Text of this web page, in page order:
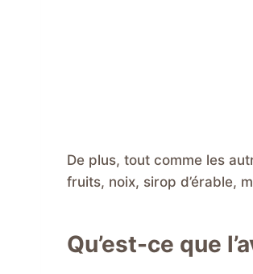
De plus, tout comme les
fruits, noix, sirop d’érable,
Qu’est-ce que